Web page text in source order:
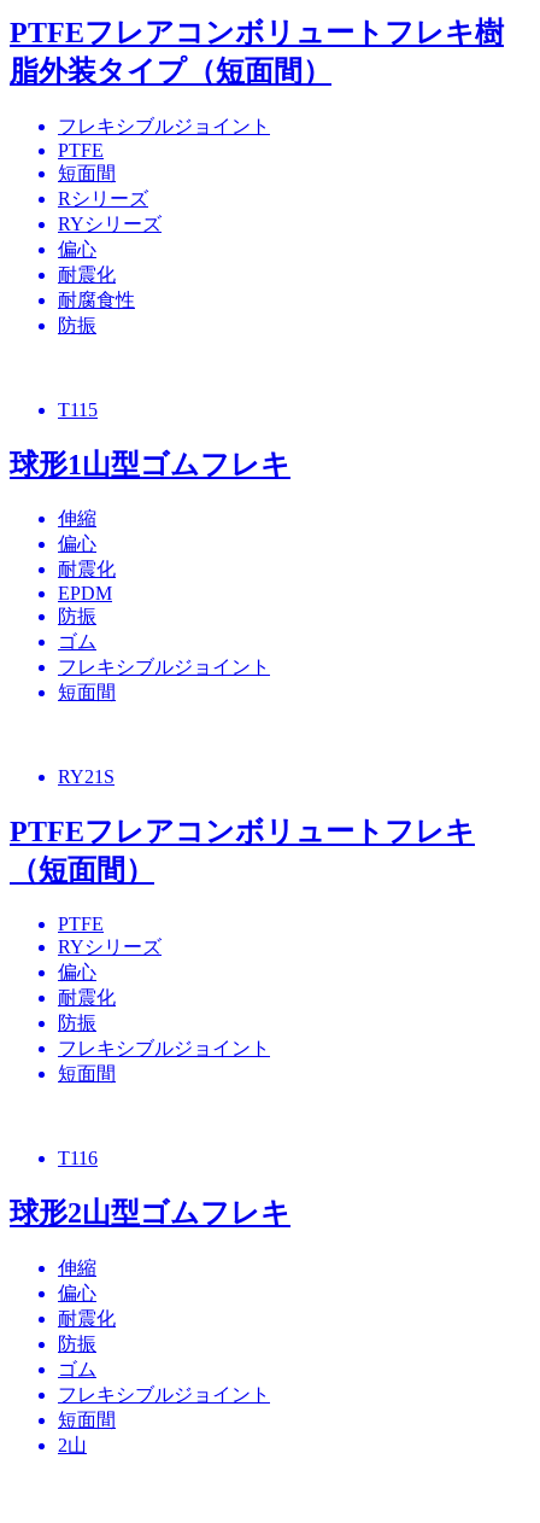
PTFEフレアコンボリュートフレキ樹
脂外装タイプ（短面間）
フレキシブルジョイント
PTFE
短面間
Rシリーズ
RYシリーズ
偏心
耐震化
耐腐食性
防振
T115
球形1山型ゴムフレキ
伸縮
偏心
耐震化
EPDM
防振
ゴム
フレキシブルジョイント
短面間
RY21S
PTFEフレアコンボリュートフレキ
（短面間）
PTFE
RYシリーズ
偏心
耐震化
防振
フレキシブルジョイント
短面間
T116
球形2山型ゴムフレキ
伸縮
偏心
耐震化
防振
ゴム
フレキシブルジョイント
短面間
2山